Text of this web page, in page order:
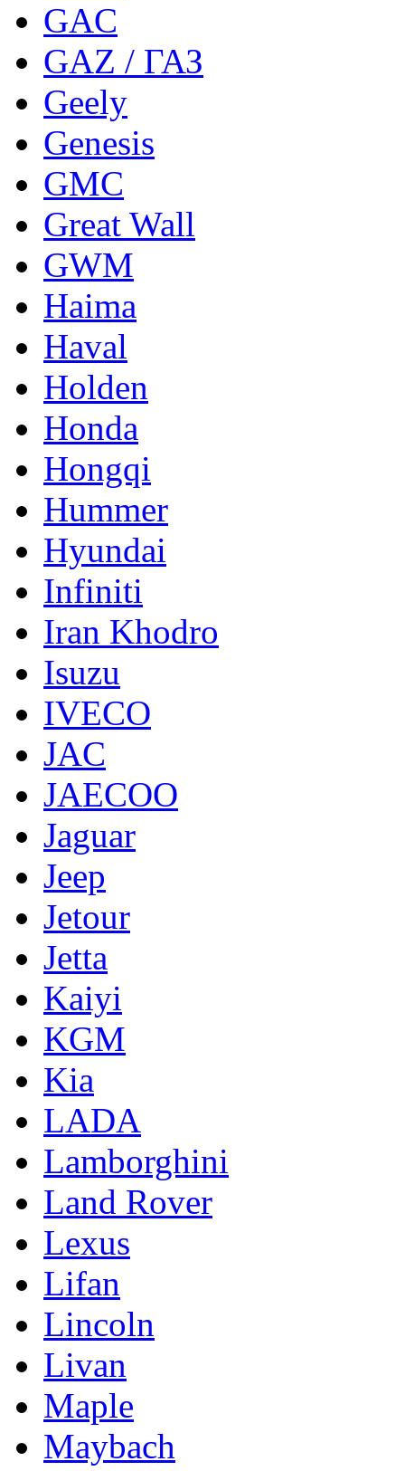
GAC
GAZ / ГАЗ
Geely
Genesis
GMC
Great Wall
GWM
Haima
Haval
Holden
Honda
Hongqi
Hummer
Hyundai
Infiniti
Iran Khodro
Isuzu
IVECO
JAC
JAECOO
Jaguar
Jeep
Jetour
Jetta
Kaiyi
KGM
Kia
LADA
Lamborghini
Land Rover
Lexus
Lifan
Lincoln
Livan
Maple
Maybach